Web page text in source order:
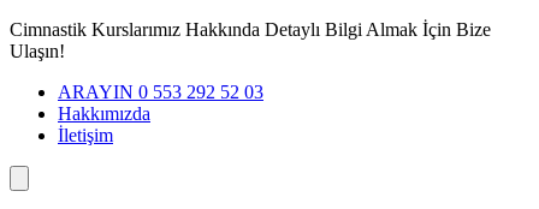
İçeriğe
geç
Cimnastik Kurslarımız Hakkında Detaylı Bilgi Almak İçin Bize
Ulaşın!
ARAYIN 0 553 292 52 03
Hakkımızda
İletişim